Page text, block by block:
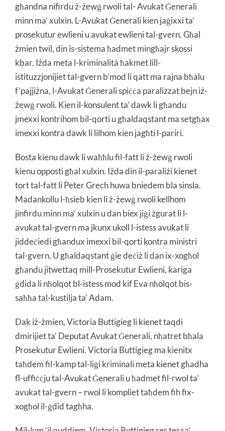
għandna nifirdu ż-żewġ rwoli tal- Avukat Ġenerali
minn ma’ xulxin. L-Avukat Ġenerali kien jaġixxi ta’
prosekutur ewlieni u avukat ewlieni tal-gvern. Għal
żmien twil, din is-sistema ħadmet mingħajr skossi
kbar. Iżda meta l-kriminalità ħakmet lill-
istituzzjonijiet tal-gvern b’mod li qatt ma rajna bħalu
f’pajjiżna, l-Avukat Ġenerali spiċċa paralizzat bejn iż-
żewġ rwoli. Kien il-konsulent ta’ dawk li għandu
jmexxi kontrihom bil-qorti u għaldaqstant ma setgħax
imexxi kontra dawk li lilhom kien jagħti l-pariri.
Bosta kienu dawk li waħħlu fil-fatt li ż-żewġ rwoli
kienu opposti għal xulxin. Iżda din il-paraliżi kienet
tort tal-fatt li Peter Grech huwa bniedem bla sinsla.
Madankollu l-ħsieb kien li ż-żewġ rwoli kellhom
jinfirdu minn ma’ xulxin u dan biex jiġi żgurat li l-
avukat tal-gvern ma jkunx ukoll l-istess avukat li
jiddeċiedi għandux imexxi bil-qorti kontra ministri
tal-gvern. U għaldaqstant ġie deċiż li dan ix-xogħol
għandu jitwettaq mill-Prosekutur Ewlieni, kariga
ġdida li nħolqot bl-istess mod kif Eva nħolqot bis-
saħħa tal-kustilja ta’ Adam.
Dak iż-żmien, Victoria Buttigieg li kienet taqdi
dmirijiet ta’ Deputat Avukat Ġenerali, nħatret bħala
Prosekutur Ewlieni. Victoria Buttigieg ma kienitx
taħdem fil-kamp tal-liġi kriminali meta kienet għadha
fl-uffiċċju tal-Avukat Ġenerali u ħadmet fil-rwol ta’
avukat tal-gvern – rwol li kompliet taħdem fih fix-
xogħol il-ġdid tagħha.